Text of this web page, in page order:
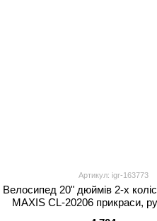
Артикул: igr-163773
Велосипед 20" дюймів 2-х
MAXIS CL-20206 прикраси,